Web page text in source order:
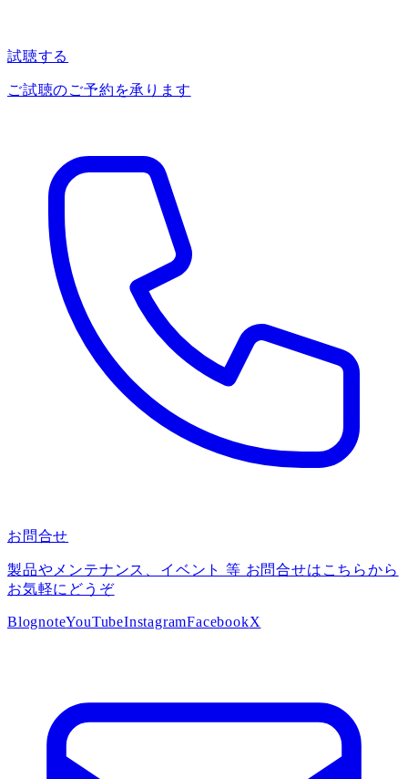
試聴する
ご試聴のご予約を承ります
お問合せ
製品やメンテナンス、イベント 等 お問合せはこちらから
お気軽にどうぞ
BlognoteYouTubeInstagramFacebookX